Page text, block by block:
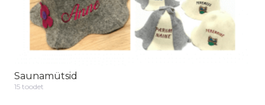
Saunamütsid
15 toodet